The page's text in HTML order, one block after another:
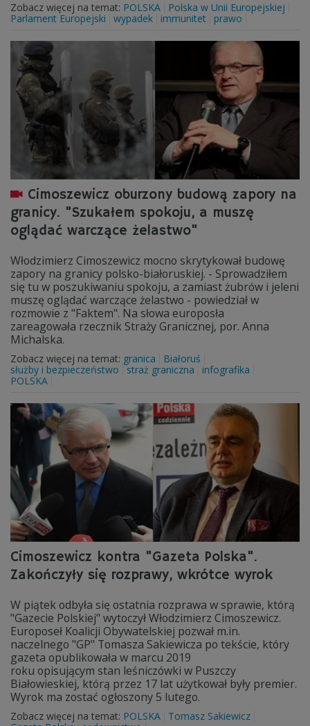
Zobacz więcej na temat: POLSKA
Polska w Unii Europejskiej
Parlament Europejski
wypadek immunitet prawo
Cimoszewicz oburzony budową zapory na
granicy. "Szukałem spokoju, a muszę
oglądać warczące żelastwo"
Włodzimierz Cimoszewicz mocno skrytykował budowę
zapory na granicy polsko-białoruskiej. - Sprowadziłem
się tu w poszukiwaniu spokoju, a zamiast żubrów i jeleni
muszę oglądać warczące żelastwo - powiedział w
rozmowie z "Faktem". Na słowa europosła
zareagowała rzecznik Straży Granicznej, por. Anna
Michalska.
Zobacz więcej na temat: granica
Białoruś
służby i bezpieczeństwo
straż graniczna
infografika
POLSKA
Cimoszewicz kontra "Gazeta Polska".
Zakończyły się rozprawy, wkrótce wyrok
W piątek odbyła się ostatnia rozprawa w sprawie, którą
"Gazecie Polskiej" wytoczył Włodzimierz Cimoszewicz.
Europoseł Koalicji Obywatelskiej pozwał m.in.
naczelnego "GP" Tomasza Sakiewicza po tekście, który
gazeta opublikowała w marcu 2019
roku opisującym stan leśniczówki w Puszczy
Białowieskiej, którą przez 17 lat użytkował były premier.
Wyrok ma zostać ogłoszony 5 lutego.
Zobacz więcej na temat: POLSKA
Tomasz Sakiewicz